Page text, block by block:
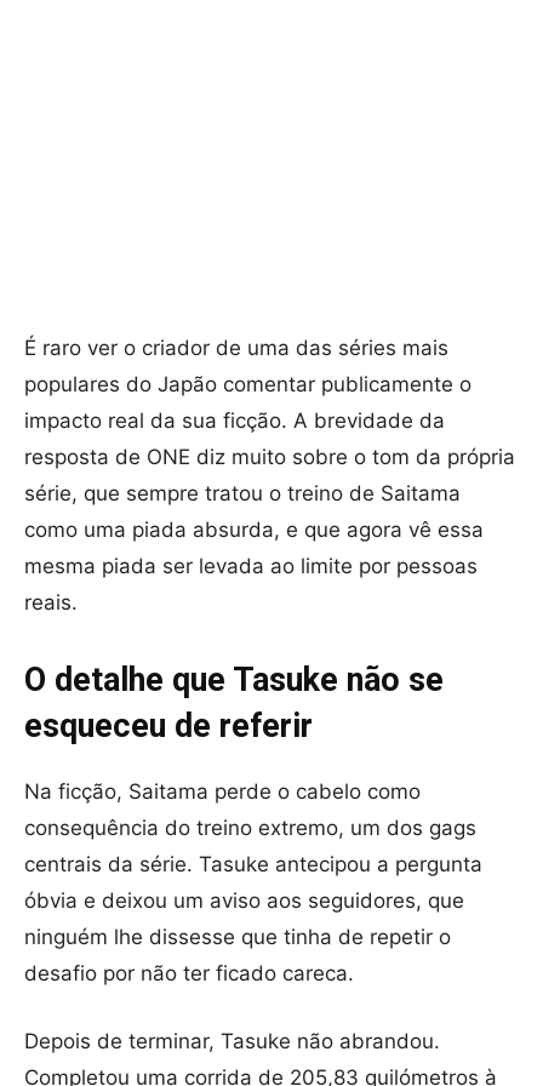
É raro ver o criador de uma das séries mais
populares do Japão comentar publicamente o
impacto real da sua ficção. A brevidade da
resposta de ONE diz muito sobre o tom da própria
série, que sempre tratou o treino de Saitama
como uma piada absurda, e que agora vê essa
mesma piada ser levada ao limite por pessoas
reais.
O detalhe que Tasuke não se
esqueceu de referir
Na ficção, Saitama perde o cabelo como
consequência do treino extremo, um dos gags
centrais da série. Tasuke antecipou a pergunta
óbvia e deixou um aviso aos seguidores, que
ninguém lhe dissesse que tinha de repetir o
desafio por não ter ficado careca.
Depois de terminar, Tasuke não abrandou.
Completou uma corrida de 205,83 quilómetros à